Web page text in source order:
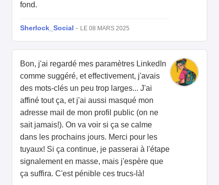
fond.
Sherlock_Social - LE 08 MARS 2025
Bon, j'ai regardé mes paramètres LinkedIn
comme suggéré, et effectivement, j'avais
des mots-clés un peu trop larges... J'ai
affiné tout ça, et j'ai aussi masqué mon
adresse mail de mon profil public (on ne
sait jamais!). On va voir si ça se calme
dans les prochains jours. Merci pour les
tuyaux! Si ça continue, je passerai à l'étape
signalement en masse, mais j'espère que
ça suffira. C'est pénible ces trucs-là!